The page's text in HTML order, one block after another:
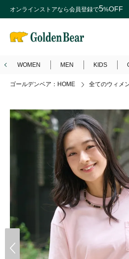
オンラインストアなら会員登録で5%OFF
WOMEN MEN KIDS
ゴールデンベア：HOME 全てのウィメ